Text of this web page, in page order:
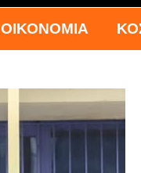
ΟΙΚΟΝΟΜΙΑ